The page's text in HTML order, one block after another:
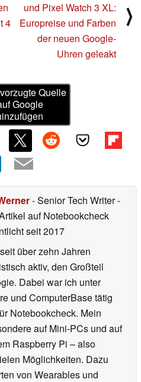
4
und Pixel Watch 3 XL:
Europreise und Farben
der neuen Google-
Uhren geleakt
⟩
Quelle
Google
- Senior Tech Writer-
auf Notebookcheck
seit 2017
über zehn Jahren
aktiv, den Großteil
Dabei war ich unter
und ComputerBase tätig
Notebookcheck. Mein
auf Mini-PCs und auf
Raspberry Pi – also
Möglichkeiten. Dazu
von Wearables und